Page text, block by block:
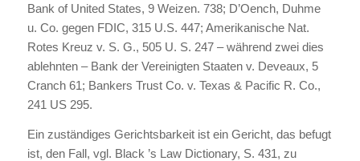
Bank of United States, 9 Weizen. 738; D’Oench, Duhme
u. Co. gegen FDIC, 315 U.S. 447; Amerikanische Nat.
Rotes Kreuz v. S. G., 505 U. S. 247 – während zwei dies
ablehnten – Bank der Vereinigten Staaten v. Deveaux, 5
Cranch 61; Bankers Trust Co. v. Texas & Pacific R. Co.,
241 US 295.
Ein zuständiges Gerichtsbarkeit ist ein Gericht, das befugt
ist, den Fall, vgl. Black ’s Law Dictionary, S. 431, zu